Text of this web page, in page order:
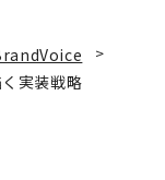
実装戦略